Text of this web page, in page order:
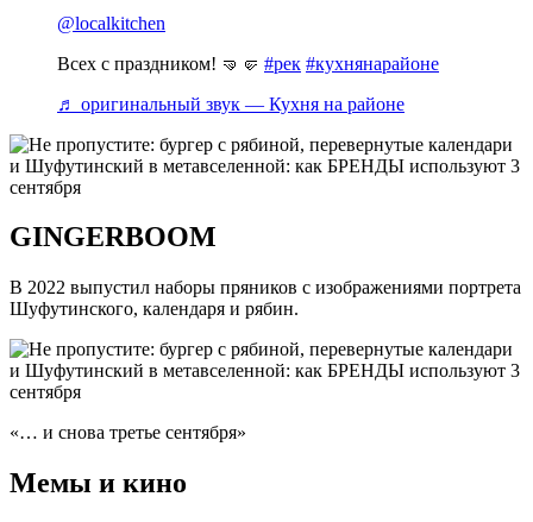
@localkitchen
Всех с праздником! 🤜🤛 #рек #кухнянарайоне
♬ оригинальный звук — Кухня на районе
GINGERBOOM
В 2022 выпустил наборы пряников с изображениями портрета
Шуфутинского, календаря и рябин.
«… и снова третье сентября»
Мемы и кино